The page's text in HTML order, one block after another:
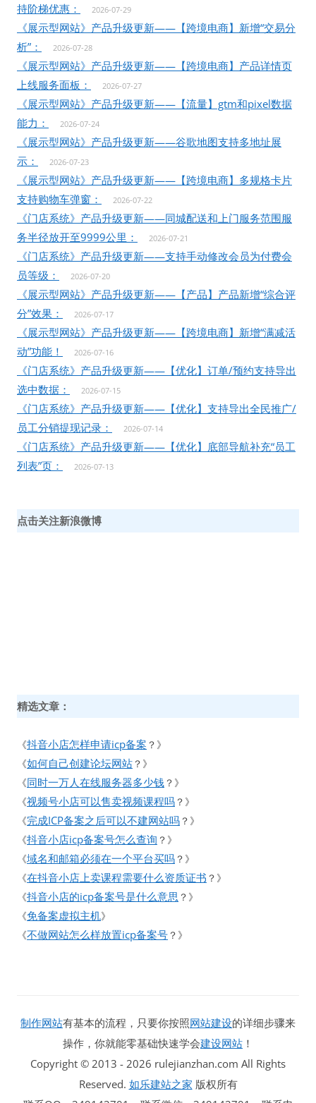
持阶梯优惠：
2026-07-29
《展示型网站》产品升级更新——【跨境电商】新增“交易分
析”：
2026-07-28
《展示型网站》产品升级更新——【跨境电商】产品详情页
上线服务面板：
2026-07-27
《展示型网站》产品升级更新——【流量】gtm和pixel数据
能力：
2026-07-24
《展示型网站》产品升级更新——谷歌地图支持多地址展
示：
2026-07-23
《展示型网站》产品升级更新——【跨境电商】多规格卡片
支持购物车弹窗：
2026-07-22
《门店系统》产品升级更新——同城配送和上门服务范围服
务半径放开至9999公里：
2026-07-21
《门店系统》产品升级更新——支持手动修改会员为付费会
员等级：
2026-07-20
《展示型网站》产品升级更新——【产品】产品新增“综合评
分”效果：
2026-07-17
《展示型网站》产品升级更新——【跨境电商】新增“满减活
动”功能！
2026-07-16
《门店系统》产品升级更新——【优化】订单/预约支持导出
选中数据：
2026-07-15
《门店系统》产品升级更新——【优化】支持导出全民推广/
员工分销提现记录：
2026-07-14
《门店系统》产品升级更新——【优化】底部导航补充“员工
列表”页：
2026-07-13
点击关注新浪微博
精选文章：
《抖音小店怎样申请icp备案 ？》
《如何自己创建论坛网站 ？》
《同时一万人在线服务器多少钱 ？》
《视频号小店可以售卖视频课程吗 ？》
《完成ICP备案之后可以不建网站吗 ？》
《抖音小店icp备案号怎么查询 ？》
《域名和邮箱必须在一个平台买吗 ？》
《在抖音小店上卖课程需要什么资质证书 ？》
《抖音小店的icp备案号是什么意思 ？》
《免备案虚拟主机》
《不做网站怎么样放置icp备案号 ？》
制作网站有基本的流程，只要你按照网站建设的详细步骤来
操作，你就能零基础快速学会建设网站 ！
Copyright © 2013 - 2026 rulejianzhan.com All Rights
Reserved. 如乐建站之家 版权所有